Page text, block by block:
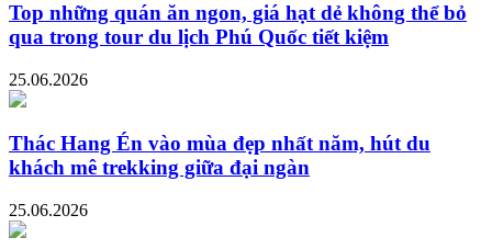
Top những quán ăn ngon, giá hạt dẻ không thể bỏ
qua trong tour du lịch Phú Quốc tiết kiệm
25.06.2026
Thác Hang Én vào mùa đẹp nhất năm, hút du
khách mê trekking giữa đại ngàn
25.06.2026